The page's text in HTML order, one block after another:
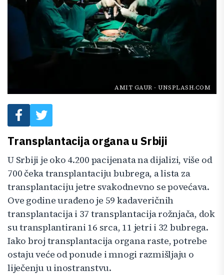
AMIT GAUR - UNSPLASH.COM
Transplantacija organa u Srbiji
U Srbiji je oko 4.200 pacijenata na dijalizi, više od
700 čeka transplantaciju bubrega, a lista za
transplantaciju jetre svakodnevno se povećava.
Ove godine urađeno je 59 kadaveričnih
transplantacija i 37 transplantacija rožnjača, dok
su transplantirani 16 srca, 11 jetri i 32 bubrega.
Iako broj transplantacija organa raste, potrebe
ostaju veće od ponude i mnogi razmišljaju o
liječenju u inostranstvu.